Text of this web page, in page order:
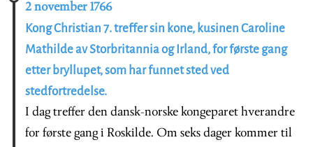
2 november 1766
Kong Christian 7. treffer sin kone, kusinen Caroline
Mathilde av Storbritannia og Irland, for første gang
etter bryllupet, som har funnet sted ved
stedfortredelse.
I dag treffer den dansk-norske kongeparet hverandre
for første gang i Roskilde. Om seks dager kommer til